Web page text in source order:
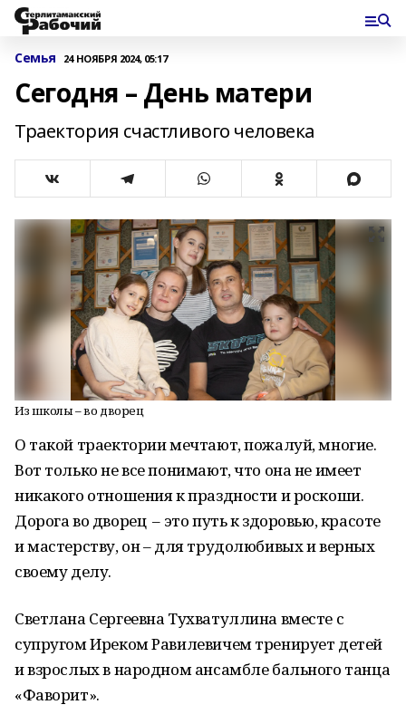
Семья 24 НОЯБРЯ 2024, 05:17
Сегодня – День матери
Траектория счастливого человека
Из школы – во дворец
О такой траектории мечтают, пожалуй, многие.
Вот только не все понимают, что она не имеет
никакого отношения к праздности и роскоши.
Дорога во дворец – это путь к здоровью, красоте
и мастерству, он – для трудолюбивых и верных
своему делу.
Светлана Сергеевна Тухватуллина вместе с
супругом Иреком Равилевичем тренирует детей
и взрослых в народном ансамбле бального танца
«Фаворит».